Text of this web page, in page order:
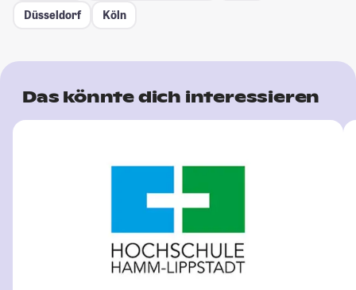
Düsseldorf
Köln
Das könnte dich interessieren